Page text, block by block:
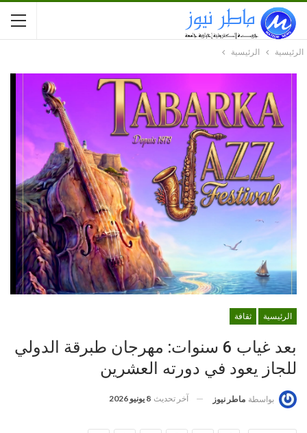
الرئيسية الرئيسية
الرئيسية ثقافة
بعد غياب 6 سنوات: مهرجان طبرقة الدولي
للجاز يعود في دورته العشرين
بواسطة ماطر نيوز آخر تحديث 8 يونيو 2026